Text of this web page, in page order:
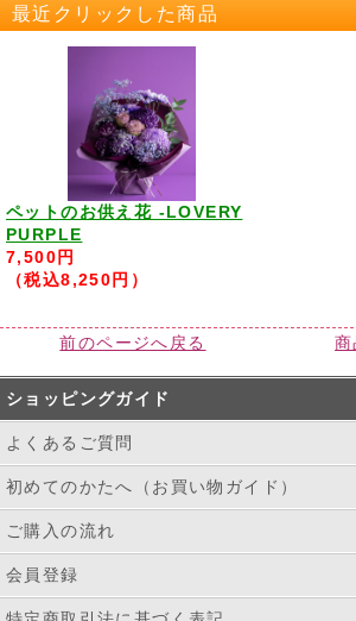
最近クリックした商品
ペットのお供え花 -LOVERY
PURPLE
7,500円
（税込8,250円）
前のページへ戻る 商
ショッピングガイド
よくあるご質問
初めてのかたへ（お買い物ガイド）
ご購入の流れ
会員登録